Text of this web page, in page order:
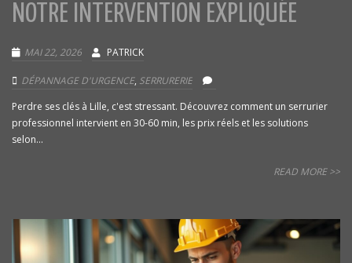
NOTRE INTERVENTION EXPLIQUÉE
MAI 22, 2026 PATRICK
DÉPANNAGE D'URGENCE, SERRURERIE
Perdre ses clés à Lille, c'est stressant. Découvrez comment un serrurier
professionnel intervient en 30-60 min, les prix réels et les solutions
selon...
READ MORE >>